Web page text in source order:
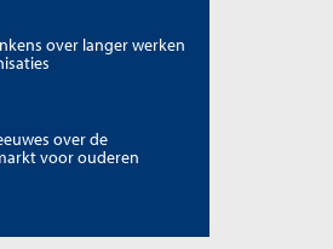
over langer werken
over de
voor ouderen